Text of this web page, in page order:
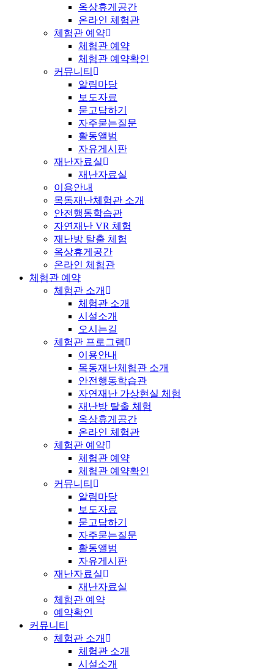
옥상휴게공간
온라인 체험관
체험관 예약
체험관 예약
체험관 예약확인
커뮤니티
알림마당
보도자료
묻고답하기
자주묻는질문
활동앨범
자유게시판
재난자료실
재난자료실
이용안내
목동재난체험관 소개
안전행동학습관
자연재난 VR 체험
재난방 탈출 체험
옥상휴게공간
온라인 체험관
체험관 예약
체험관 소개
체험관 소개
시설소개
오시는길
체험관 프로그램
이용안내
목동재난체험관 소개
안전행동학습관
자연재난 가상현실 체험
재난방 탈출 체험
옥상휴게공간
온라인 체험관
체험관 예약
체험관 예약
체험관 예약확인
커뮤니티
알림마당
보도자료
묻고답하기
자주묻는질문
활동앨범
자유게시판
재난자료실
재난자료실
체험관 예약
예약확인
커뮤니티
체험관 소개
체험관 소개
시설소개